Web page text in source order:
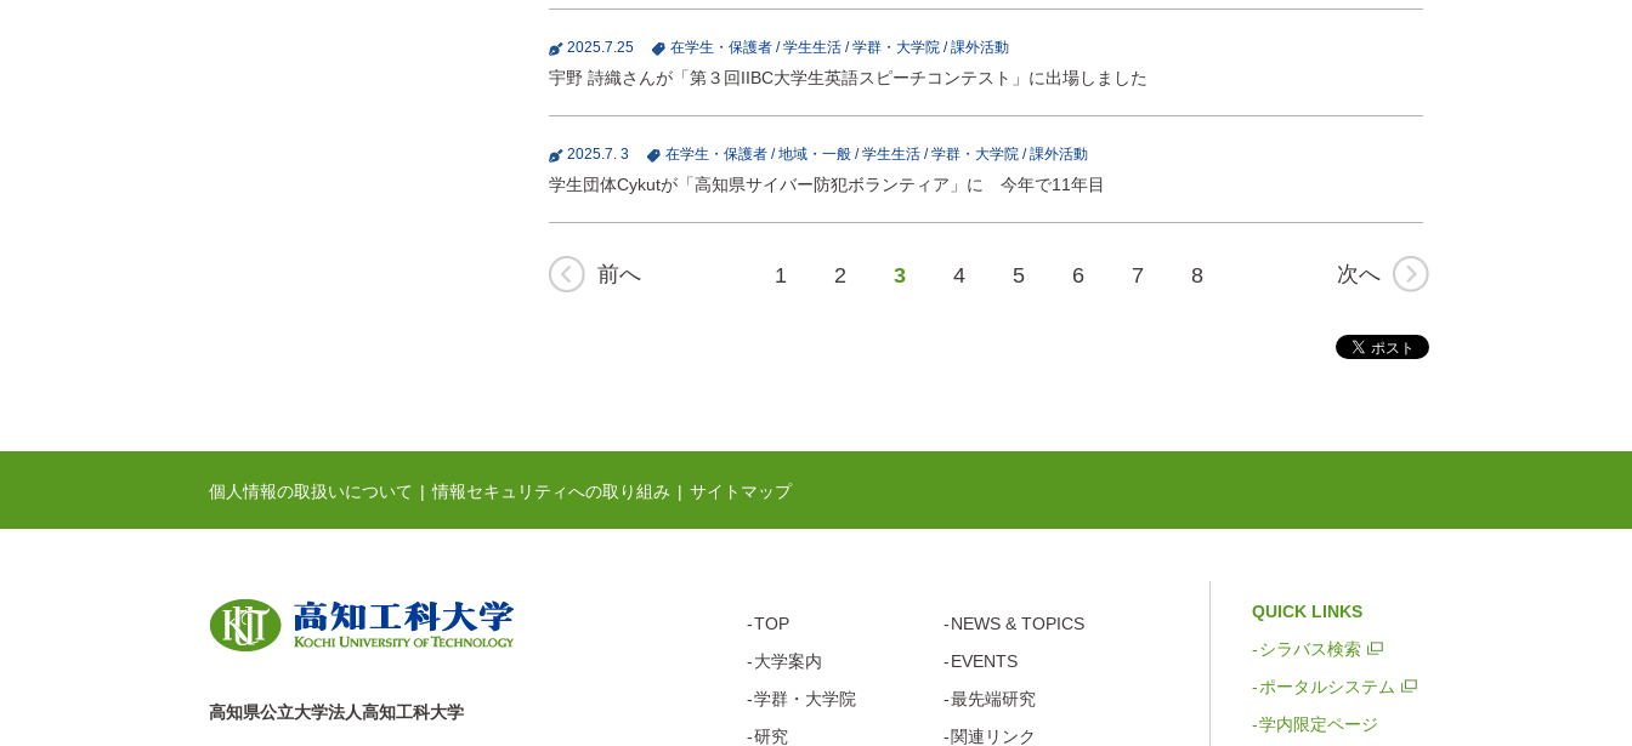
2025.7.25 在学生・保護者 /学生生活 /学群・大学院 /課外活動
宇野 詩織さんが「第３回IIBC大学生英語スピーチコンテスト」に出場しました
2025.7. 3 在学生・保護者 /地域・一般 /学生生活 /学群・大学院 /課外活動
学生団体Cykutが「高知県サイバー防犯ボランティア」に 今年で11年目
前へ 1 2 3 4 5 6 7 8 次へ
個人情報の取扱いについて 情報セキュリティへの取り組み サイトマップ
高知県公立大学法人高知工科大学
TOP
大学案内
学群・ 大学院
研究
NEWS & TOPICS
EVENTS
最先端研究
関連リンク
QUICK LINKS
シラバス検索
ポータルシステム
学内限定ページ